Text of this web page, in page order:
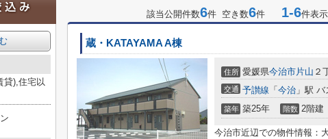
該当公開件数6件 空き数6件 1-6件表示
蔵・KATAYAMA A棟
住所 愛媛県今治市片山 ２
交通 予讃線 「 今治 」駅
築年 築25年 階数 2階建
今治市近辺での物件情報：
貸),住宅以